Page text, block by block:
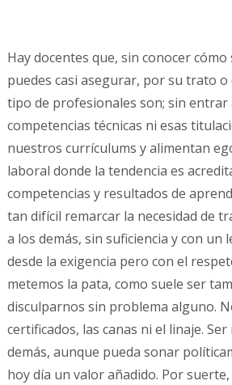
Hay docentes que, sin conocer
puedes casi asegurar, por su trato
tipo de profesionales son; sin entrar
competencias técnicas ni esas
nuestros currículums y alimentan
laboral donde la tendencia es
competencias y resultados de
tan difícil remarcar la necesidad de
a los demás, sin suficiencia y con un
desde la exigencia pero con el
metemos la pata, como suele ser
disculparnos sin problema alguno.
certificados, las canas ni el linaje.
demás, aunque pueda sonar
hoy día un valor añadido. Por